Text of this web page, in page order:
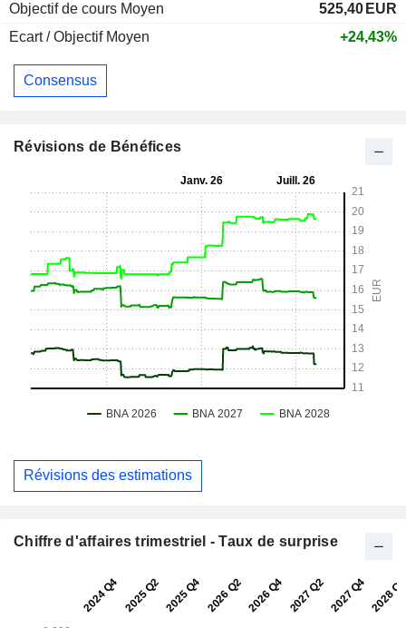
Objectif de cours Moyen
525,40 EUR
Ecart / Objectif Moyen
+24,43%
Consensus
Révisions de Bénéfices
Révisions des estimations
Chiffre d'affaires trimestriel - Taux de surprise